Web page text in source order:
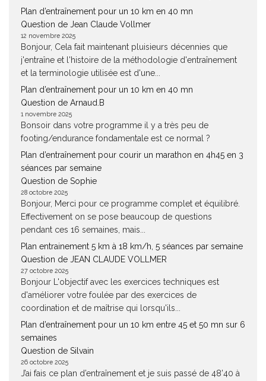
Plan d’entraînement pour un 10 km en 40 mn
Question de Jean Claude Vollmer
12 novembre 2025
Bonjour, Cela fait maintenant pluisieurs décennies que
j'entraîne et l'histoire de la méthodologie d'entraînement
et la terminologie utilisée est d'une...
Plan d’entraînement pour un 10 km en 40 mn
Question de Arnaud.B
1 novembre 2025
Bonsoir dans votre programme il y a très peu de
footing/endurance fondamentale est ce normal ?
Plan d’entraînement pour courir un marathon en 4h45 en 3
séances par semaine
Question de Sophie
28 octobre 2025
Bonjour, Merci pour ce programme complet et équilibré.
Effectivement on se pose beaucoup de questions
pendant ces 16 semaines, mais...
Plan entrainement 5 km à 18 km/h, 5 séances par semaine
Question de JEAN CLAUDE VOLLMER
27 octobre 2025
Bonjour L'objectif avec les exercices techniques est
d'améliorer votre foulée par des exercices de
coordination et de maîtrise qui lorsqu'ils...
Plan d’entraînement pour un 10 km entre 45 et 50 mn sur 6
semaines
Question de Silvain
26 octobre 2025
J’ai fais ce plan d’entraînement et je suis passé de 48’40 à